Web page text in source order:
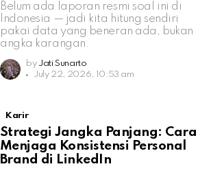
Belum ada laporan resmi soal ini di
Indonesia — jadi kita hitung sendiri
pakai data yang beneran ada, bukan
angka karangan.
by Jati Sunarto
July 22, 2026, 10:53 am
Karir
Strategi Jangka Panjang: Cara
Menjaga Konsistensi Personal
Brand di LinkedIn